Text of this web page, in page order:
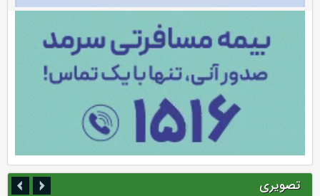
تصویری